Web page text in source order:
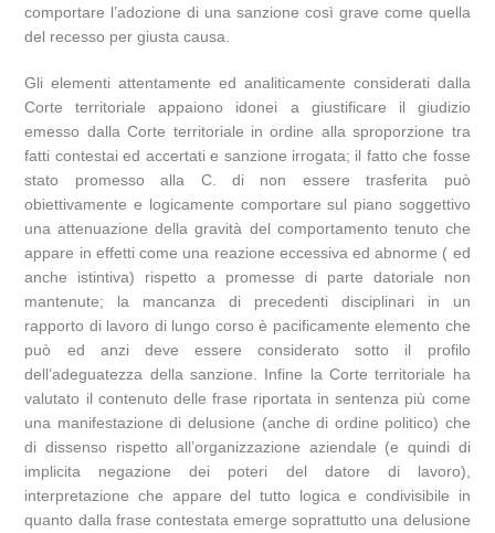
comportare l’adozione di una sanzione così grave come quella
del recesso per giusta causa.
Gli elementi attentamente ed analiticamente considerati dalla
Corte territoriale appaiono idonei a giustificare il giudizio
emesso dalla Corte territoriale in ordine alla sproporzione tra
fatti contestai ed accertati e sanzione irrogata; il fatto che fosse
stato promesso alla C. di non essere trasferita può
obiettivamente e logicamente comportare sul piano soggettivo
una attenuazione della gravità del comportamento tenuto che
appare in effetti come una reazione eccessiva ed abnorme ( ed
anche istintiva) rispetto a promesse di parte datoriale non
mantenute; la mancanza di precedenti disciplinari in un
rapporto di lavoro di lungo corso è pacificamente elemento che
può ed anzi deve essere considerato sotto il profilo
dell’adeguatezza della sanzione. Infine la Corte territoriale ha
valutato il contenuto delle frase riportata in sentenza più come
una manifestazione di delusione (anche di ordine politico) che
di dissenso rispetto all’organizzazione aziendale (e quindi di
implicita negazione dei poteri del datore di lavoro),
interpretazione che appare del tutto logica e condivisibile in
quanto dalla frase contestata emerge soprattutto una delusione